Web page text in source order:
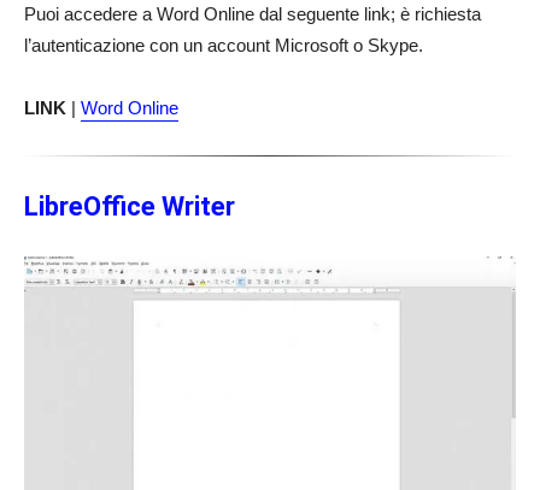
Puoi accedere a Word Online dal seguente link; è richiesta
l’autenticazione con un account Microsoft o Skype.
LINK | Word Online
LibreOffice Writer